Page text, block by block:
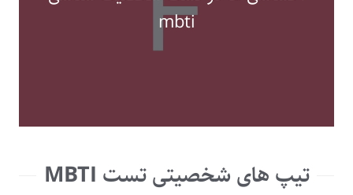
mbti
تیپ های شخصیتی تست MBTI